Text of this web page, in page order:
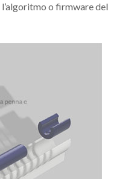
o firmware del